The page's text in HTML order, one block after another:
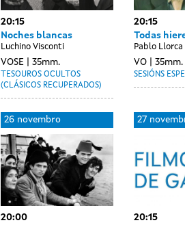
20:15
Noches blancas
Luchino Visconti
VOSE 35mm.
TESOUROS OCULTOS
(CLÁSICOS RECUPERADOS)
20:15
Todas
Pablo Llorca
VO 35mm.
SESIÓNS
26 novembro
20:00
27
20:15